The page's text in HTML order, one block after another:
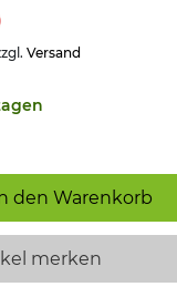
Versand
den Warenkorb
merken